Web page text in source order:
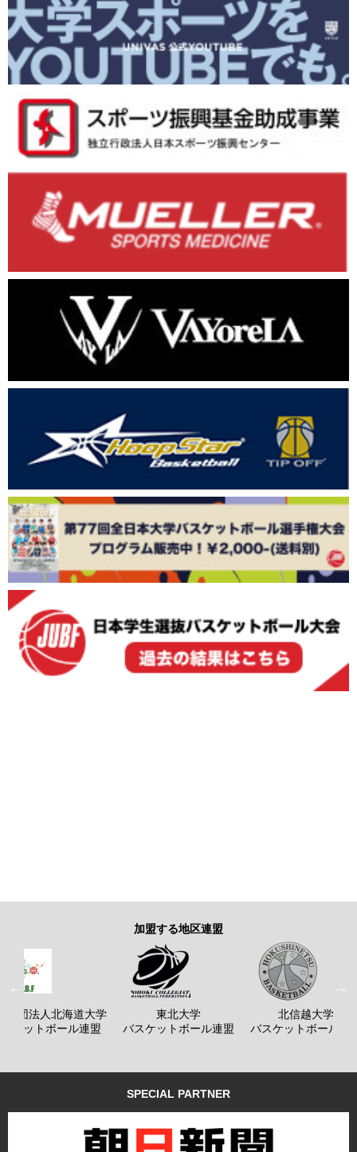
加盟する地区連盟
社団法人北海道大学
ケットボール連盟
東北大学
バスケットボール連盟
北信越大学
バスケットボール連
SPECIAL PARTNER